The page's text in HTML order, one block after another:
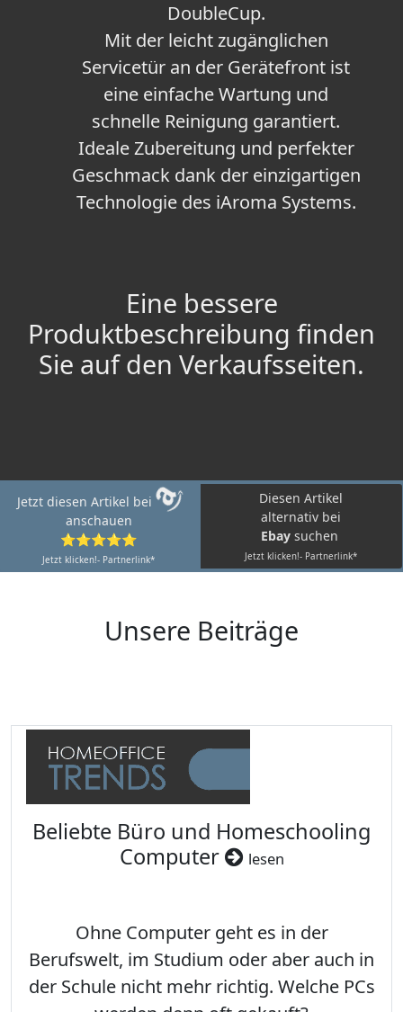
DoubleCup.
Mit der leicht zugänglichen
Servicetür an der Gerätefront ist
eine einfache Wartung und
schnelle Reinigung garantiert.
Ideale Zubereitung und perfekter
Geschmack dank der einzigartigen
Technologie des iAroma Systems.
Eine bessere
Produktbeschreibung finden
Sie auf den Verkaufsseiten.
Jetzt diesen Artikel bei
anschauen
⭐⭐⭐⭐⭐
Jetzt klicken!- Partnerlink*
Diesen Artikel
alternativ bei
Ebay suchen
Jetzt klicken!- Partnerlink*
Unsere Beiträge
Beliebte Büro und Homeschooling
Computer
lesen
Ohne Computer geht es in der
Berufswelt, im Studium oder aber auch in
der Schule nicht mehr richtig. Welche PCs